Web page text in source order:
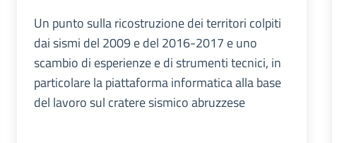
Un punto sulla ricostruzione dei territori colpiti
dai sismi del 2009 e del 2016-2017 e uno
scambio di esperienze e di strumenti tecnici, in
particolare la piattaforma informatica alla base
del lavoro sul cratere sismico abruzzese